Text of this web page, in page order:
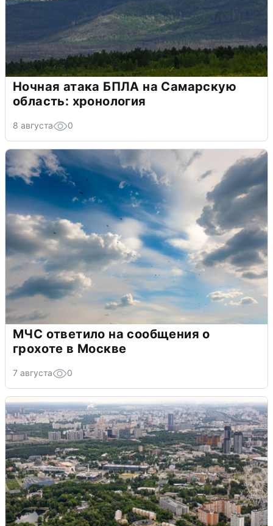
Ночная атака БПЛА на Самарскую
область: хронология
8 августа 0
МЧС ответило на сообщения о
грохоте в Москве
7 августа 0